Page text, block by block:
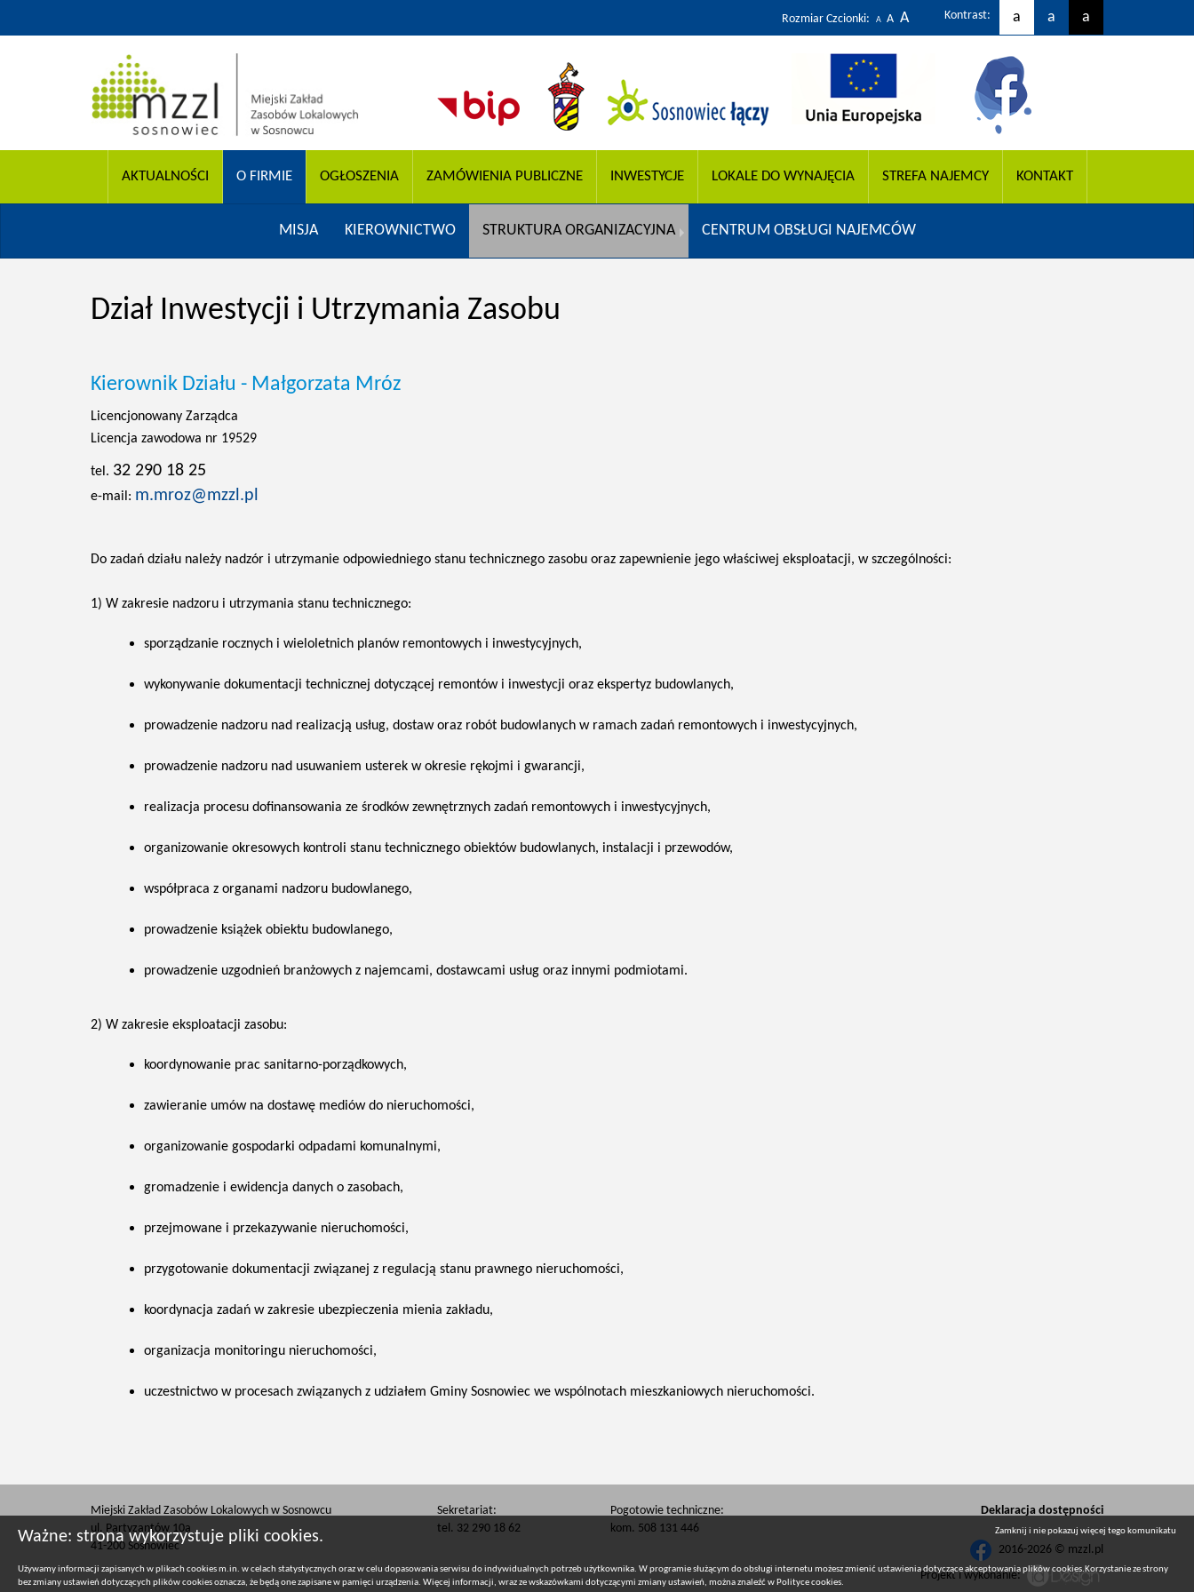
Rozmiar Czcionki: A A A Kontrast: a a a
AKTUALNOŚCI O FIRMIE OGŁOSZENIA ZAMÓWIENIA PUBLICZNE INWESTYCJE LOKALE DO WYNAJĘCIA STREFA NAJEMCY KONTAKT
MISJA KIEROWNICTWO STRUKTURA ORGANIZACYJNA CENTRUM OBSŁUGI NAJEMCÓW
Dział Inwestycji i Utrzymania Zasobu
Kierownik Działu - Małgorzata Mróz
Licencjonowany Zarządca
Licencja zawodowa nr 19529
tel. 32 290 18 25
e-mail: m.mroz@mzzl.pl
Do zadań działu należy nadzór i utrzymanie odpowiedniego stanu technicznego zasobu oraz zapewnienie jego właściwej eksploatacji, w szczególności:
1) W zakresie nadzoru i utrzymania stanu technicznego:
sporządzanie rocznych i wieloletnich planów remontowych i inwestycyjnych,
wykonywanie dokumentacji technicznej dotyczącej remontów i inwestycji oraz ekspertyz budowlanych,
prowadzenie nadzoru nad realizacją usług, dostaw oraz robót budowlanych w ramach zadań remontowych i inwestycyjnych,
prowadzenie nadzoru nad usuwaniem usterek w okresie rękojmi i gwarancji,
realizacja procesu dofinansowania ze środków zewnętrznych zadań remontowych i inwestycyjnych,
organizowanie okresowych kontroli stanu technicznego obiektów budowlanych, instalacji i przewodów,
współpraca z organami nadzoru budowlanego,
prowadzenie książek obiektu budowlanego,
prowadzenie uzgodnień branżowych z najemcami, dostawcami usług oraz innymi podmiotami.
2) W zakresie eksploatacji zasobu:
koordynowanie prac sanitarno-porządkowych,
zawieranie umów na dostawę mediów do nieruchomości,
organizowanie gospodarki odpadami komunalnymi,
gromadzenie i ewidencja danych o zasobach,
przejmowane i przekazywanie nieruchomości,
przygotowanie dokumentacji związanej z regulacją stanu prawnego nieruchomości,
koordynacja zadań w zakresie ubezpieczenia mienia zakładu,
organizacja monitoringu nieruchomości,
uczestnictwo w procesach związanych z udziałem Gminy Sosnowiec we wspólnotach mieszkaniowych nieruchomości.
Miejski Zakład Zasobów Lokalowych w Sosnowcu
ul. Partyzantów 10a
41-200 Sosnowiec
Sekretariat:
tel. 32 290 18 62
Pogotowie techniczne:
kom. 508 131 446
Deklaracja dostępności
2016-2026 © mzzl.pl
Projekt i wykonanie:
Ważne: strona wykorzystuje pliki cookies. Zamknij i nie pokazuj więcej tego komunikatu
Używamy informacji zapisanych w plikach cookies m.in. w celach statystycznych oraz w celu dopasowania serwisu do indywidualnych potrzeb użytkownika. W programie służącym do obsługi internetu możesz zmienić ustawienia dotyczące akceptowania plików cookies.Korzystanie ze strony
bez zmiany ustawień dotyczących plików cookies oznacza, że będą one zapisane w pamięci urządzenia. Więcej informacji, wraz ze wskazówkami dotyczącymi zmiany ustawień, można znaleźć w Polityce cookies.